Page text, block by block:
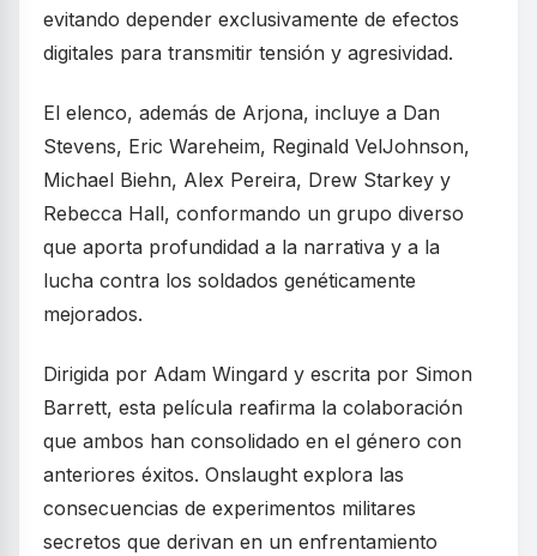
evitando depender exclusivamente de efectos
digitales para transmitir tensión y agresividad.
El elenco, además de Arjona, incluye a Dan
Stevens, Eric Wareheim, Reginald VelJohnson,
Michael Biehn, Alex Pereira, Drew Starkey y
Rebecca Hall, conformando un grupo diverso
que aporta profundidad a la narrativa y a la
lucha contra los soldados genéticamente
mejorados.
Dirigida por Adam Wingard y escrita por Simon
Barrett, esta película reafirma la colaboración
que ambos han consolidado en el género con
anteriores éxitos. Onslaught explora las
consecuencias de experimentos militares
secretos que derivan en un enfrentamiento